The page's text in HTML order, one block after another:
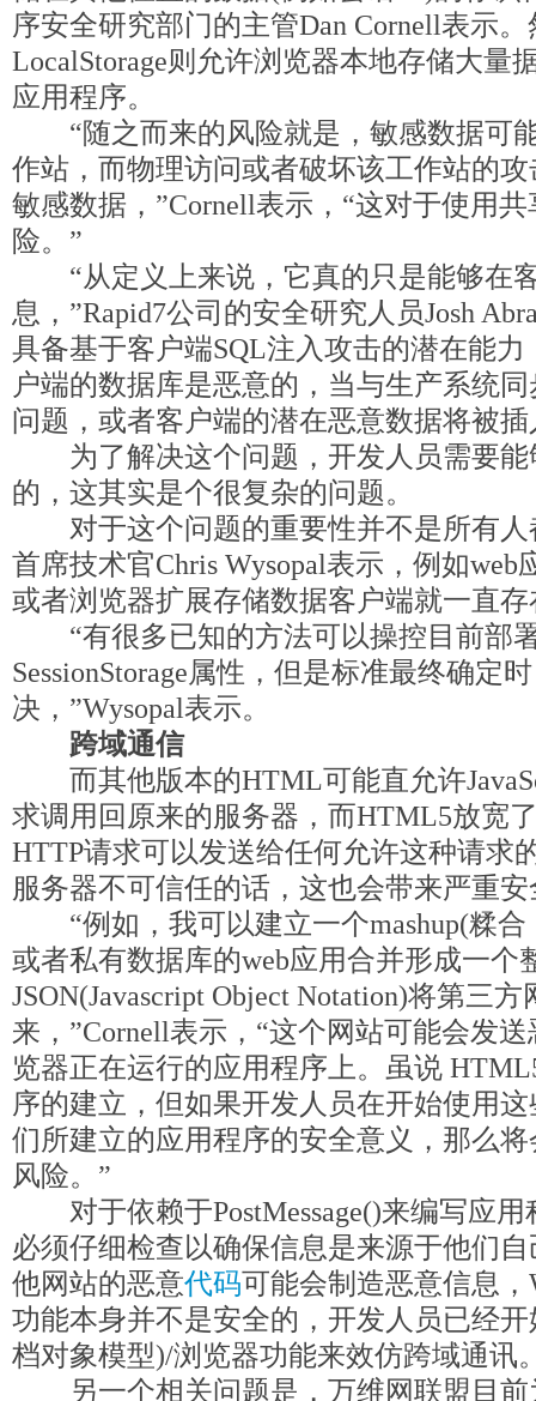
序安全研究部门的主管Dan Cornell表示
LocalStorage则允许浏览器本地存储大量
应用程序。
“随之而来的风险就是，敏感数据可
作站，而物理访问或者破坏该工作站的
敏感数据，”Cornell表示，“这对于使用
险。”
“从定义上来说，它真的只是能够在
息，”Rapid7公司的安全研究人员Josh
具备基于客户端SQL注入攻击的潜在能
户端的数据库是恶意的，当与生产系统
问题，或者客户端的潜在恶意数据将被
为了解决这个问题，开发人员需要能
的，这其实是个很复杂的问题。
对于这个问题的重要性并不是所有人
首席技术官Chris Wysopal表示，例如
或者浏览器扩展存储数据客户端就一直
“有很多已知的方法可以操控目前部
SessionStorage属性，但是标准最终确定
决，”Wysopal表示。
跨域通信
而其他版本的HTML可能直允许
求调用回原来的服务器，而HTML5放宽
HTTP请求可以发送给任何允许这种请求
服务器不可信任的话，这也会带来严重
“例如，我可以建立一个mashup(糅合
或者私有数据库的web应用合并形成一个
JSON(Javascript Object Notation)将第三
来，”Cornell表示，“这个网站可能会发
览器正在运行的应用程序上。虽说
序的建立，但如果开发人员在开始使用
们所建立的应用程序的安全意义，那么
风险。”
对于依赖于PostMessage()来编写应用
必须仔细检查以确保信息是来源于他们
他网站的恶意代码可能会制造恶意信息
功能本身并不是安全的，开发人员已经
档对象模型)/浏览器功能来效仿跨域通讯
另一个相关问题是，万维网联盟目前